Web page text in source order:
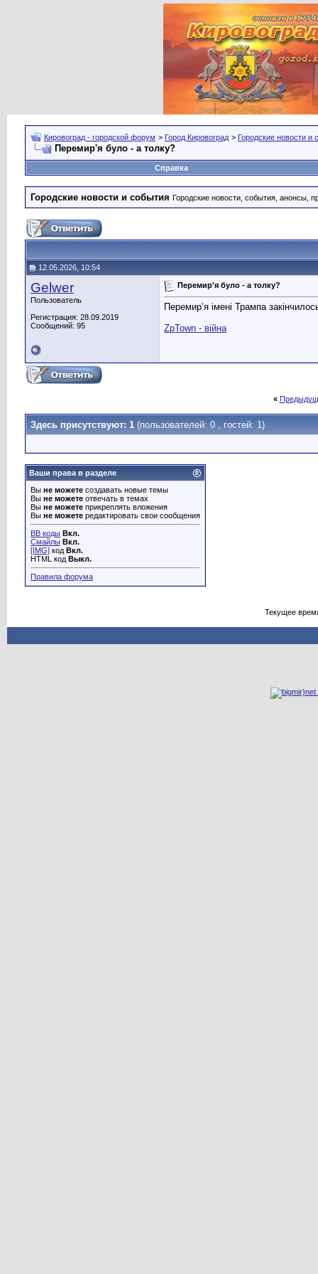
Кировоград - городской форум > Город Кировоград > Городские новости и
Перемир'я було - а толку?
Справка
Городские новости и события Городские новости, события, анонсы,
12.05.2026, 10:54
Gelwer
Пользователь
Регистрация: 28.09.2019
Сообщений: 95
Перемир'я було - а толку?
Перемир’я імені Трампа
ZpTown - війна
«
Здесь присутствуют: 1 (пользователей: 0 , гостей: 1)
Ваши права в разделе
Вы не можете создавать новые темы
Вы не можете отвечать в темах
Вы не можете прикреплять вложения
Вы не можете редактировать свои сообщения
BB коды Вкл.
Смайлы Вкл.
[IMG] код Вкл.
HTML код Выкл.
Правила форума
Текущее